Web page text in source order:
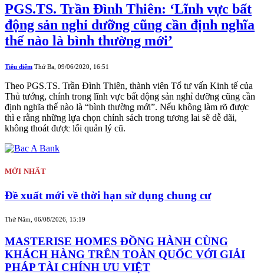
PGS.TS. Trần Đình Thiên: ‘Lĩnh vực bất
động sản nghỉ dưỡng cũng cần định nghĩa
thế nào là bình thường mới’
Tiêu điểm Thứ Ba, 09/06/2020, 16:51
Theo PGS.TS. Trần Đình Thiên, thành viên Tổ tư vấn Kinh tế của
Thủ tướng, chính trong lĩnh vực bất động sản nghỉ dưỡng cũng cần
định nghĩa thế nào là “bình thường mới”. Nếu không làm rõ được
thì e rằng những lựa chọn chính sách trong tương lai sẽ dễ dãi,
không thoát được lối quản lý cũ.
MỚI NHẤT
Đề xuất mới về thời hạn sử dụng chung cư
Thứ Năm, 06/08/2026, 15:19
MASTERISE HOMES ĐỒNG HÀNH CÙNG
KHÁCH HÀNG TRÊN TOÀN QUỐC VỚI GIẢI
PHÁP TÀI CHÍNH ƯU VIỆT